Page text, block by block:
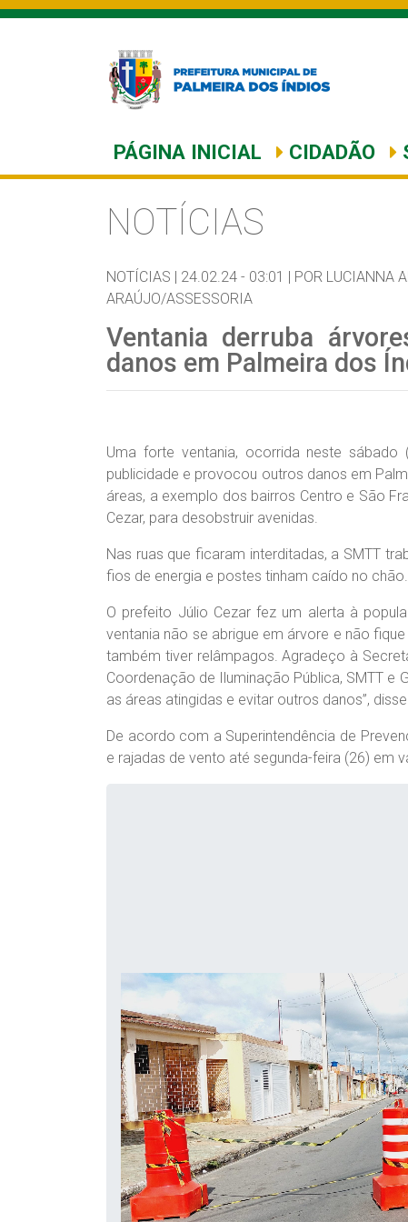
PÁGINA INICIAL CIDADÃO
NOTÍCIAS
NOTÍCIAS | 24.02.24 - 03:01 | POR LUCIANNA
ARAÚJO/ASSESSORIA
Ventania derruba
danos em Palmeira dos
Uma forte ventania, ocorrida neste
publicidade e provocou outros danos em
áreas, a exemplo dos bairros Centro e São
Cezar, para desobstruir avenidas.
Nas ruas que ficaram interditadas, a SMTT
fios de energia e postes tinham caído no chão.
O prefeito Júlio Cezar fez um alerta à
ventania não se abrigue em árvore e não
também tiver relâmpagos. Agradeço à
Coordenação de Iluminação Pública, SMTT e
as áreas atingidas e evitar outros danos”,
De acordo com a Superintendência de
e rajadas de vento até segunda-feira (26) em